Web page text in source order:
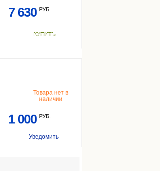
7 630 РУБ.
КУПИТЬ
Товара нет в
наличии
1 000 РУБ.
Уведомить